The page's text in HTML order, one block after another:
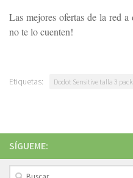
Las mejores ofertas de la red a
no te lo cuenten!
Etiquetas: Dodot Sensitive talla 3
SÍGUEME:
Buscar: